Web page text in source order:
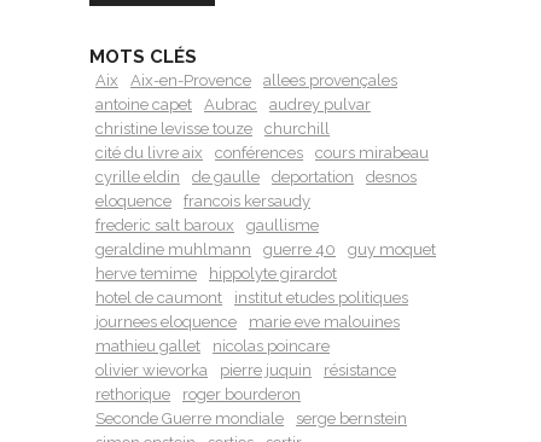
MOTS CLÉS
Aix Aix-en-Provence
allees provençales
antoine capet
Aubrac
audrey pulvar
christine levisse touze
churchill
cité du livre aix
conférences
cours mirabeau
cyrille eldin
de gaulle deportation
desnos
eloquence
francois kersaudy
frederic salt baroux
gaullisme
geraldine muhlmann
guerre 40
guy moquet
herve temime
hippolyte girardot
hotel de caumont
institut etudes politiques
journees eloquence
marie eve malouines
mathieu gallet
nicolas poincare
olivier wievorka
pierre juquin
résistance
rethorique
roger bourderon
Seconde Guerre mondiale
serge bernstein